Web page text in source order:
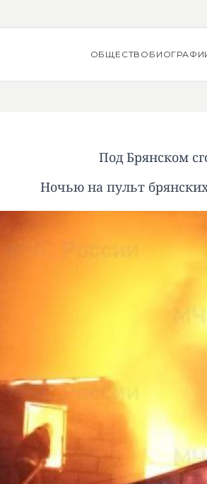
ОБЩЕСТВО
Под Брянском
Ночью на пульт